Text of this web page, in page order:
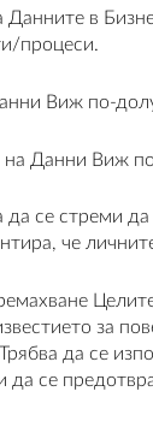
в
процеси.
Виж по-
на Данни Виж
се стреми
че
за
да се
да се